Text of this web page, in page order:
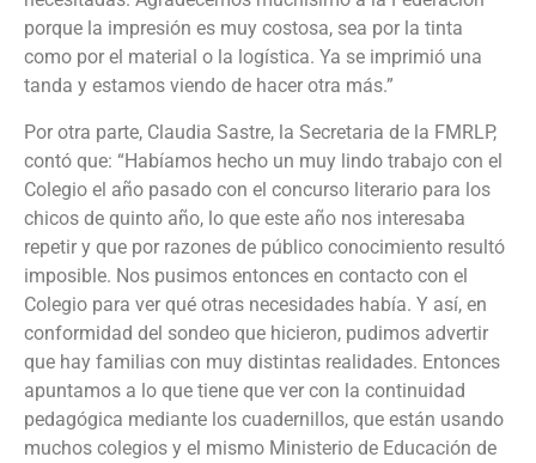
porque la impresión es muy costosa, sea por la tinta
como por el material o la logística. Ya se imprimió una
tanda y estamos viendo de hacer otra más.”
Por otra parte, Claudia Sastre, la Secretaria de la FMRLP,
contó que: “Habíamos hecho un muy lindo trabajo con el
Colegio el año pasado con el concurso literario para los
chicos de quinto año, lo que este año nos interesaba
repetir y que por razones de público conocimiento resultó
imposible. Nos pusimos entonces en contacto con el
Colegio para ver qué otras necesidades había. Y así, en
conformidad del sondeo que hicieron, pudimos advertir
que hay familias con muy distintas realidades. Entonces
apuntamos a lo que tiene que ver con la continuidad
pedagógica mediante los cuadernillos, que están usando
muchos colegios y el mismo Ministerio de Educación de